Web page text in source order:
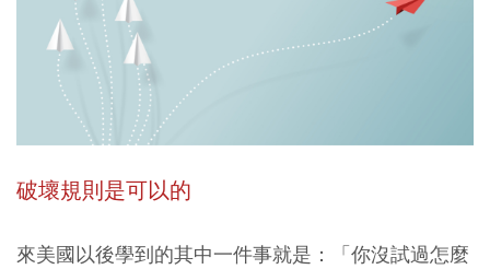
破壞規則是可以的
來美國以後學到的其中一件事就是：「你沒試過怎麼